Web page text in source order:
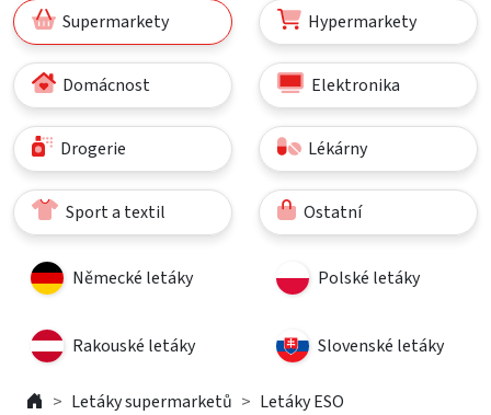
Supermarkety Hypermarkety
Domácnost Elektronika
Drogerie Lékárny
Sport a textil Ostatní
Německé letáky Polské letáky
Rakouské letáky Slovenské letáky
Letáky supermarketů
Letáky ESO